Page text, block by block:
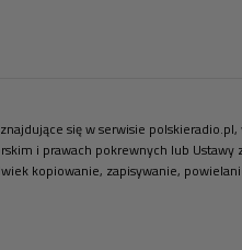
się w serwisie
i prawach pokrewnych lub Ustawy
kopiowanie, zapisywanie,